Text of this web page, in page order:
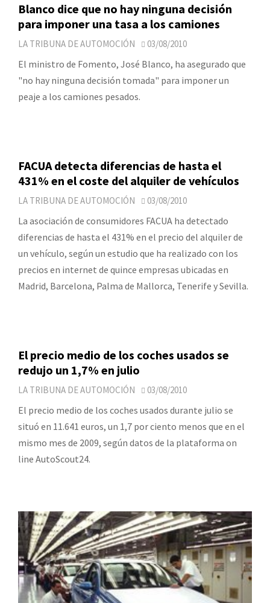
Blanco dice que no hay ninguna decisión
para imponer una tasa a los camiones
LA TRIBUNA DE AUTOMOCIÓN 03/08/2010
El ministro de Fomento, José Blanco, ha asegurado que
"no hay ninguna decisión tomada" para imponer un
peaje a los camiones pesados.
FACUA detecta diferencias de hasta el
431% en el coste del alquiler de vehículos
LA TRIBUNA DE AUTOMOCIÓN 03/08/2010
La asociación de consumidores FACUA ha detectado
diferencias de hasta el 431% en el precio del alquiler de
un vehículo, según un estudio que ha realizado con los
precios en internet de quince empresas ubicadas en
Madrid, Barcelona, Palma de Mallorca, Tenerife y Sevilla.
El precio medio de los coches usados se
redujo un 1,7% en julio
LA TRIBUNA DE AUTOMOCIÓN 03/08/2010
El precio medio de los coches usados durante julio se
situó en 11.641 euros, un 1,7 por ciento menos que en el
mismo mes de 2009, según datos de la plataforma on
line AutoScout24.